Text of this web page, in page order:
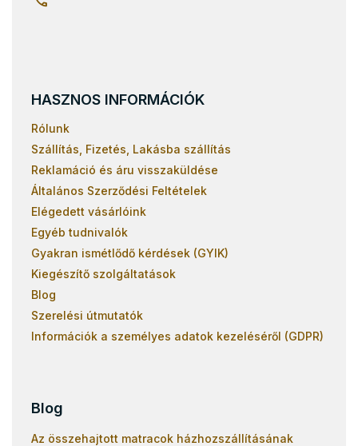
HASZNOS INFORMÁCIÓK
Rólunk
Szállítás, Fizetés, Lakásba szállítás
Reklamáció és áru visszaküldése
Általános Szerződési Feltételek
Elégedett vásárlóink
Egyéb tudnivalók
Gyakran ismétlődő kérdések (GYIK)
Kiegészítő szolgáltatások
Blog
Szerelési útmutatók
Információk a személyes adatok kezeléséről (GDPR)
Blog
Az összehajtott matracok házhozszállításának